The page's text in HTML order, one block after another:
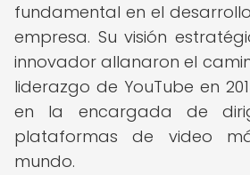
fundamental en el
empresa. Su visión
innovador allanaron el
liderazgo de YouTube en
en la encargada de
plataformas de video
mundo.